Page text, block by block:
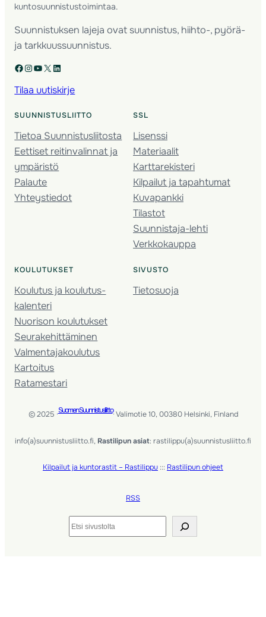
kuntosuunnistustoimintaa.
Suunnistuksen lajeja ovat suunnistus, hiihto-, pyörä-
ja tarkkuussuunnistus.
Facebook Instagram YouTube X LinkedIn
Tilaa uutiskirje
SUUNNISTUSLIITTO
Tietoa Suunnistusliitosta
Eettiset reitinvalinnat ja
ympäristö
Palaute
Yhteystiedot
SSL
Lisenssi
Materiaalit
Karttarekisteri
Kilpailut ja tapahtumat
Kuvapankki
Tilastot
Suunnistaja-lehti
Verkkokauppa
KOULUTUKSET
Koulutus ja koulutus­
kalenteri
Nuorison koulutukset
Seura­kehittäminen
Valmentaja­koulutus
Kartoitus
Ratamestari
SIVUSTO
Tietosuoja
© 2025 ·Suomen Suunnistusliitto· Valimotie 10, 00380 Helsinki, Finland
info(a)suunnistusliitto.fi, Rastilipun asiat: rastilippu(a)suunnistusliitto.fi
Kilpailut ja kuntorastit – Rastilippu ::: Rastilipun ohjeet
RSS
Etsi